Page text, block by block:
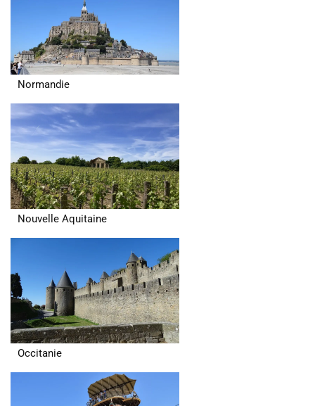
Normandie
Nouvelle Aquitaine
Occitanie